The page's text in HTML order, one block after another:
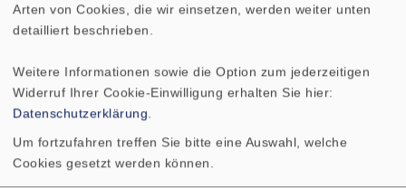
GITTER 13 R/162 GITTER 13 RS
GITTER 16 R/177 GITTER 16 RS
GITTER 4x6
GITTER 9x15 PL GITTER EFFECT 80
Arten von Cookies, die wir einsetzen, werden weiter unten
detailliert beschrieben.
Weitere Informationen sowie die Option zum jederzeitigen
Widerruf Ihrer Cookie-Einwilligung erhalten Sie hier:
Datenschutzerklärung
Um fortzufahren treffen Sie bitte eine Auswahl, welche
Cookies gesetzt werden können.